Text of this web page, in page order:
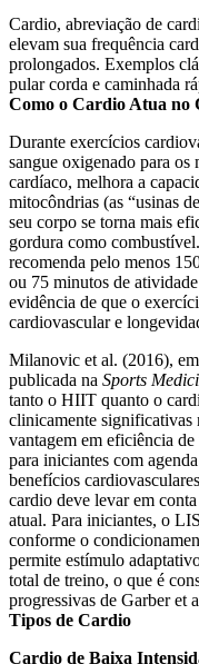
Cardio, abreviação de
elevam sua frequência
prolongados. Exemplos
pular corda e caminhada
Como o Cardio Atua no
Durante exercícios
sangue oxigenado para
cardíaco, melhora a
mitocôndrias (as “usinas
seu corpo se torna mais
gordura como
recomenda pelo menos
ou 75 minutos de
evidência de que o
cardiovascular e
Milanovic et al. (2016),
publicada na Sports
tanto o HIIT quanto o
clinicamente
vantagem em eficiência
para iniciantes com
benefícios
cardio deve levar em
atual. Para iniciantes, o
conforme o
permite estímulo
total de treino, o que é
progressivas de Garber et
Tipos de Cardio
Cardio de Baixa